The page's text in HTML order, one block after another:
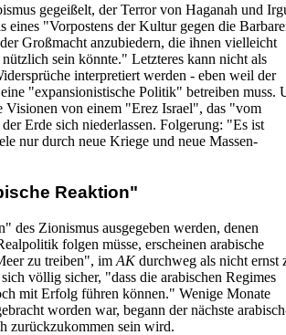
gegeißelt, der Terror von Haganah und
eines "Vorpostens der Kultur gegen die
Großmacht anzubiedern, die ihnen vielleicht
sein könnte." Letzteres kann nicht als
interpretiert werden - eben weil der
"expansionistische Politik" betreiben muss.
Visionen von einem "Erez Israel", das "vom
Erde sich niederlassen. Folgerung: "Es ist
nur durch neue Kriege und neue Massen-
Reaktion"
des Zionismus ausgegeben werden, denen
folgen müsse, erscheinen arabische
zu treiben", im AKdurchweg als nicht ernst
völlig sicher, "dass die arabischen Regimes
mit Erfolg führen können." Wenige Monate
worden war, begann der nächste
zurückzukommen sein wird.